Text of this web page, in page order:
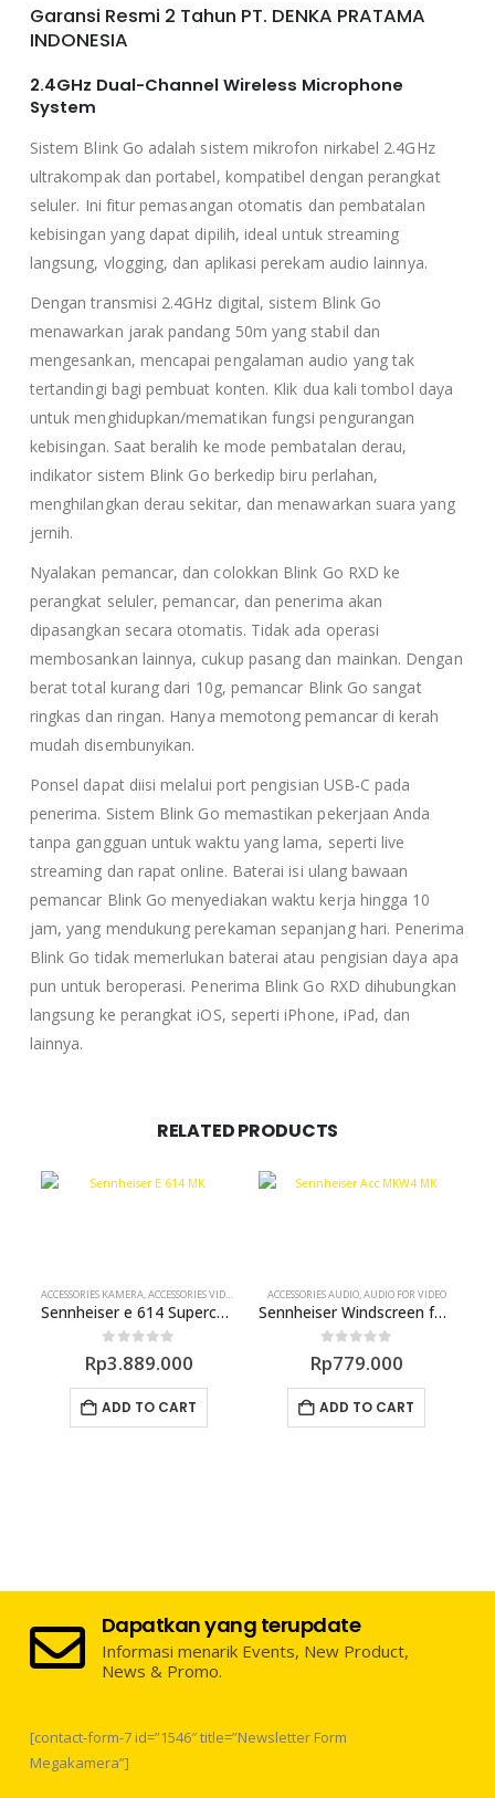
Garansi Resmi 2 Tahun PT. DENKA PRATAMA
INDONESIA
2.4GHz Dual-Channel Wireless Microphone
System
Sistem Blink Go adalah sistem mikrofon nirkabel 2.4GHz
ultrakompak dan portabel, kompatibel dengan perangkat
seluler. Ini fitur pemasangan otomatis dan pembatalan
kebisingan yang dapat dipilih, ideal untuk streaming
langsung, vlogging, dan aplikasi perekam audio lainnya.
Dengan transmisi 2.4GHz digital, sistem Blink Go
menawarkan jarak pandang 50m yang stabil dan
mengesankan, mencapai pengalaman audio yang tak
tertandingi bagi pembuat konten. Klik dua kali tombol daya
untuk menghidupkan/mematikan fungsi pengurangan
kebisingan. Saat beralih ke mode pembatalan derau,
indikator sistem Blink Go berkedip biru perlahan,
menghilangkan derau sekitar, dan menawarkan suara yang
jernih.
Nyalakan pemancar, dan colokkan Blink Go RXD ke
perangkat seluler, pemancar, dan penerima akan
dipasangkan secara otomatis. Tidak ada operasi
membosankan lainnya, cukup pasang dan mainkan. Dengan
berat total kurang dari 10g, pemancar Blink Go sangat
ringkas dan ringan. Hanya memotong pemancar di kerah
mudah disembunyikan.
Ponsel dapat diisi melalui port pengisian USB-C pada
penerima. Sistem Blink Go memastikan pekerjaan Anda
tanpa gangguan untuk waktu yang lama, seperti live
streaming dan rapat online. Baterai isi ulang bawaan
pemancar Blink Go menyediakan waktu kerja hingga 10
jam, yang mendukung perekaman sepanjang hari. Penerima
Blink Go tidak memerlukan baterai atau pengisian daya apa
pun untuk beroperasi. Penerima Blink Go RXD dihubungkan
langsung ke perangkat iOS, seperti iPhone, iPad, dan
lainnya.
RELATED PRODUCTS
ACCESSORIES KAMERA,ACCESSORIES VIDEO AUDIO FOR VIDEO,MICROPHONE
Sennheiser e 614 Supercardioid Condenser Microphone
0out of 5
Rp3.889.000
ADD TO CART
ACCESSORIES AUDIO,AUDIO FOR VIDEO
Sennheiser Windscreen for MK 4
out of 5
Rp779.000
ADD TO CART
Dapatkan yang terupdate
Informasi menarik Events, New Product,
News & Promo.
[contact-form-7 id=”1546″ title=”Newsletter Form
Megakamera”]